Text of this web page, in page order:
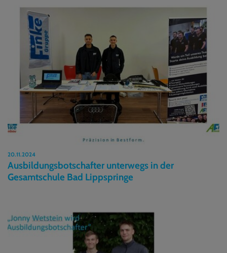
20.11.2024
Ausbildungsbotschafter unterwegs in der
Gesamtschule Bad Lippspringe